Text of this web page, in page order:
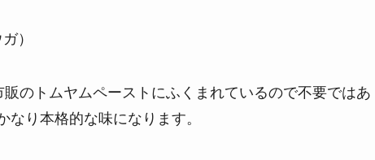
）
のトムヤムペーストにふくまれているので不要ではあ
り本格的な味になります。